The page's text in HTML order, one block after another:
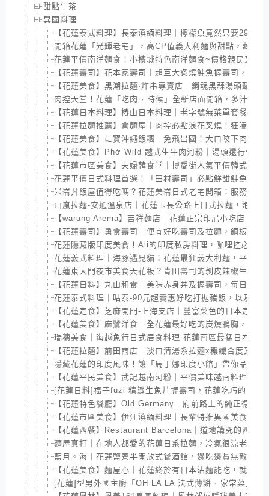
甜點午茶
異國料理
【花蓮泰式料理】長泰滇緬料理｜檸檬魚竟然只要299元
開箱花蓮「光輝老宅」，高CP值義大利麵與甜點，藏在
花蓮平價南洋麵食！小檳城特色南洋麵食~價格親民又好
【花蓮壽司】花本家壽司｜超巨大炙燒鮭魚握壽司，還有
【花蓮美食】黑潮拉麵·炸串專賣店｜銷魂黑蒜湯頭配Q
肉控天堂！花蓮「吃肉 · 時候」全新店面開箱，多汁烤牛
【花蓮日本料理】椿山日本料理｜老字號無菜單套餐，不
【花蓮拉麵推薦】倉麵屋｜肉控必點浪花叉燒！狂嗑8片
【花蓮美食】に寶沖繩飯糰｜免飛出國！大口咬下肉蛋飯
【花蓮美食】Phở Wild 越式生牛肉河粉｜湯頭還行但牛
【花蓮市區美食】夫婦韓食堂｜博愛街人氣平價韓式飯
花蓮平價日式料理首選！「田村壽司」必點鮮甜鮭魚握壽
米崙丼飯屋值得吃嗎？花蓮美崙日式老宅開箱：服務好
山嵐拉麵-安通溫泉店｜花蓮玉長公路上日式拉麵，泡湯
【warung Arema】吉祥麵店｜花蓮正宗印尼小吃店，來
【花蓮壽司】勇食壽司｜便宜好吃壽司及拉麵，銅板價讓
花蓮隱藏版印度美食！Ali的印度私房料理，咖哩控必訪
花蓮義式料理｜海豚遇見貓：花蓮最狂義大利麵，平價大
花蓮東大門夜市美食天花板？青田壽司的剝皮辣椒生魚捲
【花蓮日料】丸山和食｜美味赤身丼及握壽司，每日採購
花蓮泰式料理｜咕泰-90元超實惠好吃打拋豬飯，以及Q彈
【花蓮定食】芝麻開門-上海支店｜豐富菜色的日本定食
【花蓮美食】麻鷺洋食｜全花蓮最好吃的炭燒鴨胸，花蓮
瑞穗美食｜海越魚行日式居食料理-花蓮南區最猛日本料
【花蓮拉麵】前田商店｜淡口清湯系拉麵x穠纖合度叉燒
隱藏花蓮的印度風味！讓「馬丁娜印度小館」帶你品味正
【花蓮平民美食】武記越南河粉｜平價美味越南料理，下
[花蓮日料]福子fuzi-精緻生魚片握壽司，花蓮吃巧的日本
【花蓮特色餐廳】Old Germany｜府前路上的純正德國
【花蓮市區美食】伊江滇緬料理｜長輩特推異國美食，持
【花蓮西餐】Restaurant Barcelona｜道地講究的西班
麵屋真打｜在地人都愛的花蓮日系拉麵，冷氣很涼老闆很
藍月。海｜花蓮鹽寮半開放式餐酒館，邊吃邊賞無敵海景
【花蓮美食】麵屋心｜花蓮終於有日本沾麵能吃，就在市
[花蓮]型男外國主廚「OH LA LA 法式薄餅 · 家常菜」，